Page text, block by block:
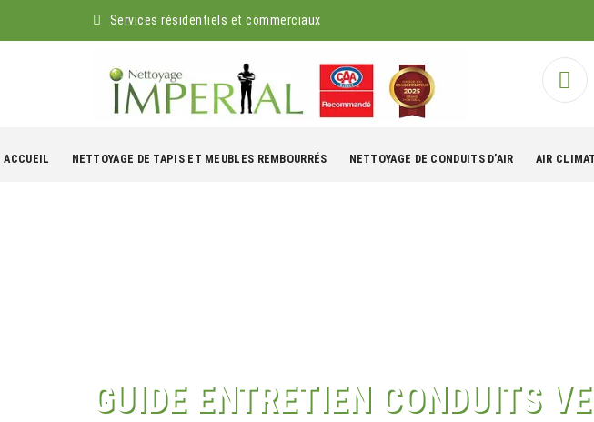
Services résidentiels et commerciaux
ACCUEIL NETTOYAGE DE TAPIS ET MEUBLES REMBOURRÉS NETTOYAGE DE CONDUITS D’AIR AIR
GUIDE ENTRETIEN CONDUITS